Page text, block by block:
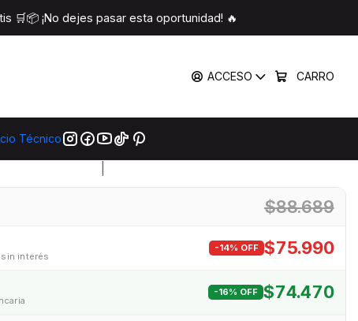
ACCESO CARRO
Técnico
🛒📦 ¡No dejes pasar esta oportunidad! 🔥
con Xbox, PC, Android e iOS
Inalámbrico Xbox Volt
Compatible con Xbox,
Android e iOS
$88.689
sin interés
-14% OFF $75.990
-16% OFF $74.470